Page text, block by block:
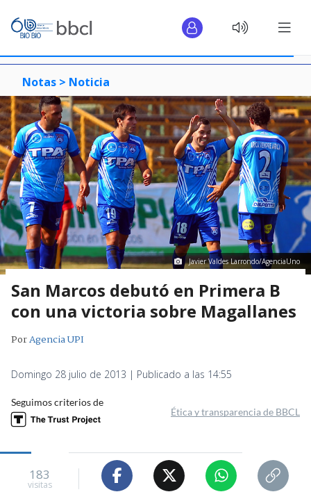
Notas > Noticia
Javier Valdes Larrondo/AgenciaUno
San Marcos debutó en Primera B
con una victoria sobre Magallanes
PorAgencia UPI
Domingo 28 julio de 2013 | Publicado a las 14:55
Seguimos criterios de
Ética y transparencia de BBCL
183
visitas